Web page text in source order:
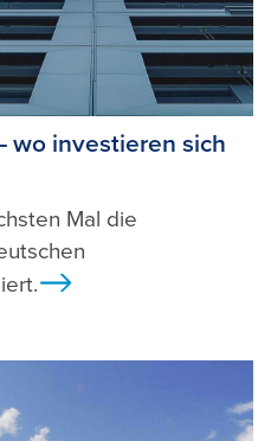
wo investieren sich
Mal die